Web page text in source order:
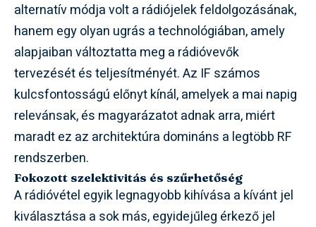
alternatív módja volt a rádiójelek feldolgozásának,
hanem egy olyan ugrás a technológiában, amely
alapjaiban változtatta meg a rádióvevők
tervezését és teljesítményét. Az IF számos
kulcsfontosságú előnyt kínál, amelyek a mai napig
relevánsak, és magyarázatot adnak arra, miért
maradt ez az architektúra domináns a legtöbb RF
rendszerben.
Fokozott szelektivitás és szűrhetőség
A rádióvétel egyik legnagyobb kihívása a kívánt jel
kiválasztása a sok más, egyidejűleg érkező jel